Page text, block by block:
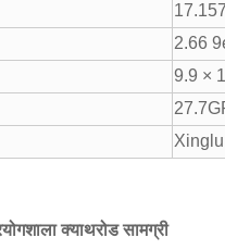
2.66
9.9 ×
Xinglu
क्याथरोड सामग्री